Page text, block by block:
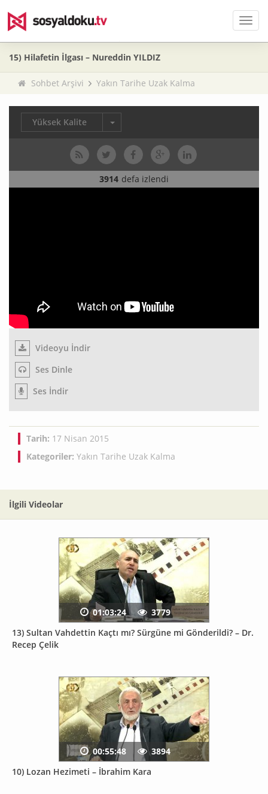
Menü
15) Hilafetin İlgası – Nureddin YILDIZ
Sohbet Arşivi Yakın Tarihe Uzak Kalma
Yüksek Kalite
3914 defa izlendi
Videoyu İndir
Ses Dinle
Ses İndir
Tarih: 17 Nisan 2015
Kategoriler: Yakın Tarihe Uzak Kalma
İlgili Videolar
13) Sultan Vahdettin Kaçtı mı? Sürgüne mi Gönderildi? – Dr.
Recep Çelik
01:03:24 3779
10) Lozan Hezimeti – İbrahim Kara
00:55:48 3894